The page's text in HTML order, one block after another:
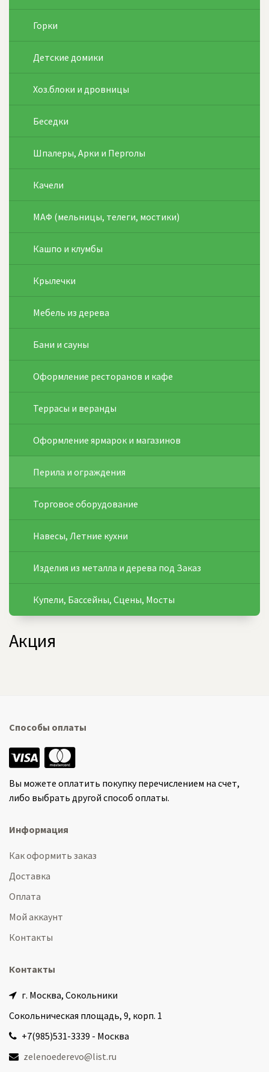
Горки
Детские домики
Хоз.блоки и дровницы
Беседки
Шпалеры, Арки и Перголы
Качели
МАФ (мельницы, телеги, мостики)
Кашпо и клумбы
Крылечки
Мебель из дерева
Бани и сауны
Оформление ресторанов и кафе
Террасы и веранды
Оформление ярмарок и магазинов
Перила и ограждения
Торговое оборудование
Навесы, Летние кухни
Изделия из металла и дерева под Заказ
Купели, Бассейны, Сцены, Мосты
Акция
Способы оплаты
Вы можете оплатить покупку перечислением на счет,
либо выбрать другой способ оплаты.
Информация
Как оформить заказ
Доставка
Оплата
Мой аккаунт
Контакты
Контакты
г. Москва, Сокольники
Сокольническая площадь, 9, корп. 1
+7(985)531-3339 - Москва
zelenoederevo@list.ru